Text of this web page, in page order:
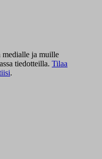
medialle ja muille
tiedotteilla. Tilaa
.